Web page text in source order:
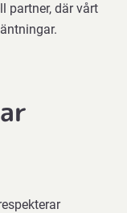
partner, där vårt